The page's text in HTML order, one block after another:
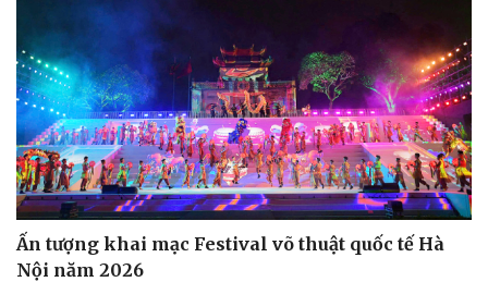
Ấn tượng khai mạc Festival võ thuật quốc tế Hà
Nội năm 2026